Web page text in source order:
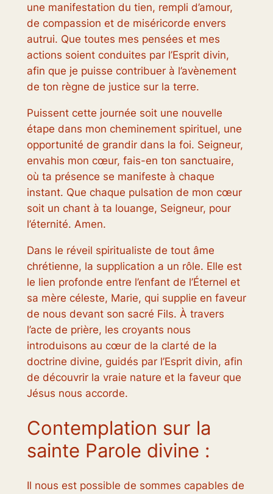
une manifestation du tien, rempli d’amour,
de compassion et de miséricorde envers
autrui. Que toutes mes pensées et mes
actions soient conduites par l’Esprit divin,
afin que je puisse contribuer à l’avènement
de ton règne de justice sur la terre.
Puissent cette journée soit une nouvelle
étape dans mon cheminement spirituel, une
opportunité de grandir dans la foi. Seigneur,
envahis mon cœur, fais-en ton sanctuaire,
où ta présence se manifeste à chaque
instant. Que chaque pulsation de mon cœur
soit un chant à ta louange, Seigneur, pour
l’éternité. Amen.
Dans le réveil spiritualiste de tout âme
chrétienne, la supplication a un rôle. Elle est
le lien profonde entre l’enfant de l’Éternel et
sa mère céleste, Marie, qui supplie en faveur
de nous devant son sacré Fils. À travers
l’acte de prière, les croyants nous
introduisons au cœur de la clarté de la
doctrine divine, guidés par l’Esprit divin, afin
de découvrir la vraie nature et la faveur que
Jésus nous accorde.
Contemplation sur la
sainte Parole divine :
Il nous est possible de sommes capables de